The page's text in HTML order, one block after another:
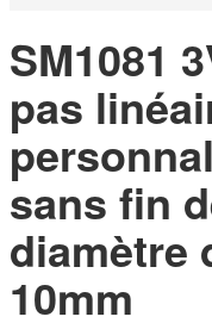
SM1081
pas
sans fin
diamètre
10mm